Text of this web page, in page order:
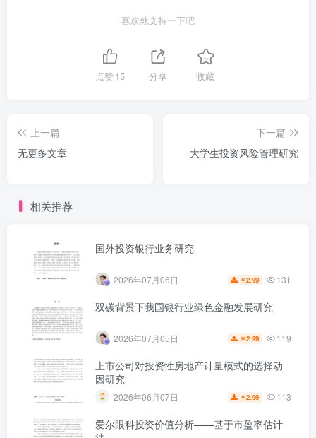
喜欢就支持一下吧
点赞15 分享 收藏
上一篇
无更多文章
下一篇
大学生投资风险管理研究
相关推荐
国外投资银行业务研究
2026年07月06日 ￥2.99 131
双碳背景下我国银行业绿色金融发展研究
2026年07月05日 ￥2.99 119
上市公司对投资性房地产计量模式的选择动
因研究
2026年06月07日 ￥2.99 113
爱尔眼科投资价值分析——基于市盈率估计